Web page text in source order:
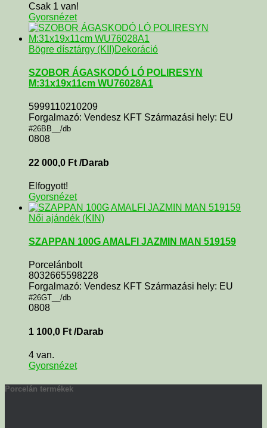
Csak 1 van!
Gyorsnézet
Bögre dísztárgy (KII)Dekoráció
SZOBOR ÁGASKODÓ LÓ POLIRESYN
M:31x19x11cm WU76028A1
5999110210209
Forgalmazó: Vendesz KFT Származási hely: EU
#26BB__/db
0808
22 000,0 Ft /Darab
Elfogyott!
Gyorsnézet
Női ajándék (KIN)
SZAPPAN 100G AMALFI JAZMIN MAN 519159
Porcelánbolt
8032665598228
Forgalmazó: Vendesz KFT Származási hely: EU
#26GT__/db
0808
1 100,0 Ft /Darab
4 van.
Gyorsnézet
Porcelán termékek